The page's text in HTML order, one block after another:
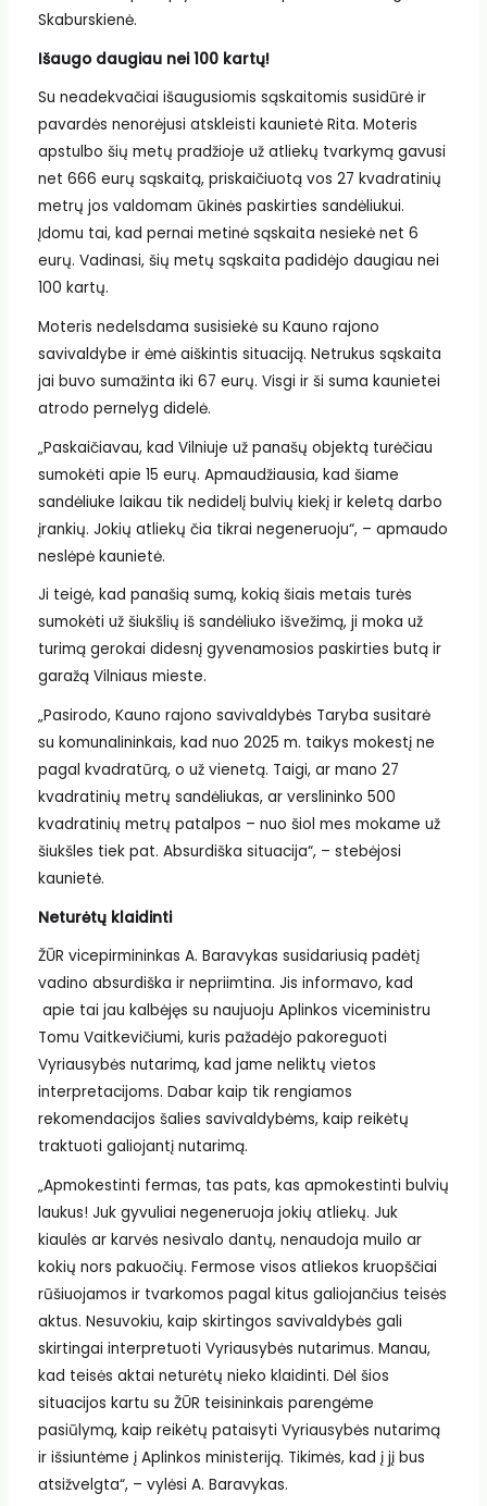
Skaburskienė.
Išaugo daugiau nei 100 kartų!
Su neadekvačiai išaugusiomis sąskaitomis susidūrė ir
pavardės nenorėjusi atskleisti kaunietė Rita. Moteris
apstulbo šių metų pradžioje už atliekų tvarkymą gavusi
net 666 eurų sąskaitą, priskaičiuotą vos 27 kvadratinių
metrų jos valdomam ūkinės paskirties sandėliukui.
Įdomu tai, kad pernai metinė sąskaita nesiekė net 6
eurų. Vadinasi, šių metų sąskaita padidėjo daugiau nei
100 kartų.
Moteris nedelsdama susisiekė su Kauno rajono
savivaldybe ir ėmė aiškintis situaciją. Netrukus sąskaita
jai buvo sumažinta iki 67 eurų. Visgi ir ši suma kaunietei
atrodo pernelyg didelė.
„Paskaičiavau, kad Vilniuje už panašų objektą turėčiau
sumokėti apie 15 eurų. Apmaudžiausia, kad šiame
sandėliuke laikau tik nedidelį bulvių kiekį ir keletą darbo
įrankių. Jokių atliekų čia tikrai negeneruoju“, – apmaudo
neslėpė kaunietė.
Ji teigė, kad panašią sumą, kokią šiais metais turės
sumokėti už šiukšlių iš sandėliuko išvežimą, ji moka už
turimą gerokai didesnį gyvenamosios paskirties butą ir
garažą Vilniaus mieste.
„Pasirodo, Kauno rajono savivaldybės Taryba susitarė
su komunalininkais, kad nuo 2025 m. taikys mokestį ne
pagal kvadratūrą, o už vienetą. Taigi, ar mano 27
kvadratinių metrų sandėliukas, ar verslininko 500
kvadratinių metrų patalpos – nuo šiol mes mokame už
šiukšles tiek pat. Absurdiška situacija“, – stebėjosi
kaunietė.
Neturėtų klaidinti
ŽŪR vicepirmininkas A. Baravykas susidariusią padėtį
vadino absurdiška ir nepriimtina. Jis informavo, kad
apie tai jau kalbėjęs su naujuoju Aplinkos viceministru
Tomu Vaitkevičiumi, kuris pažadėjo pakoreguoti
Vyriausybės nutarimą, kad jame neliktų vietos
interpretacijoms. Dabar kaip tik rengiamos
rekomendacijos šalies savivaldybėms, kaip reikėtų
traktuoti galiojantį nutarimą.
„Apmokestinti fermas, tas pats, kas apmokestinti bulvių
laukus! Juk gyvuliai negeneruoja jokių atliekų. Juk
kiaulės ar karvės nesivalo dantų, nenaudoja muilo ar
kokių nors pakuočių. Fermose visos atliekos kruopščiai
rūšiuojamos ir tvarkomos pagal kitus galiojančius teisės
aktus. Nesuvokiu, kaip skirtingos savivaldybės gali
skirtingai interpretuoti Vyriausybės nutarimus. Manau,
kad teisės aktai neturėtų nieko klaidinti. Dėl šios
situacijos kartu su ŽŪR teisininkais parengėme
pasiūlymą, kaip reikėtų pataisyti Vyriausybės nutarimą
ir išsiuntėme į Aplinkos ministeriją. Tikimės, kad į jį bus
atsižvelgta“, – vylėsi A. Baravykas.